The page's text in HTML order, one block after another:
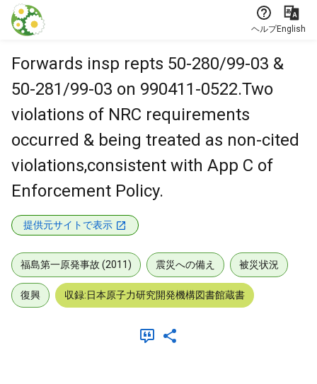
本文に飛ぶ
ヘルプEnglish
Forwards insp repts 50-280/99-03 &
50-281/99-03 on 990411-0522.Two
violations of NRC requirements
occurred & being treated as non-cited
violations,consistent with App C of
Enforcement Policy.
提供元サイトで表示
福島第一原発事故 (2011) 震災への備え 被災状況
復興 収録:日本原子力研究開発機構図書館蔵書